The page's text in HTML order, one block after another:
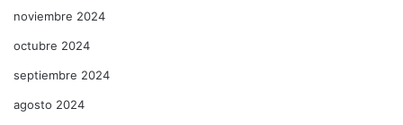
noviembre 2024
octubre 2024
septiembre 2024
agosto 2024